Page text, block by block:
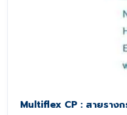
Multiflex CP : สายราง